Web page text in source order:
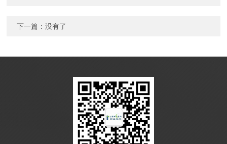
下一篇：没有了